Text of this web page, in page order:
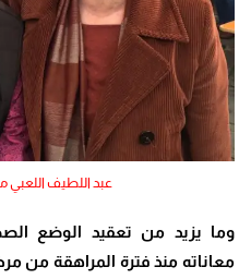
عبد اللطيف
وما يزيد من تعقيد الوضع
معاناته منذ فترة المراهقة من